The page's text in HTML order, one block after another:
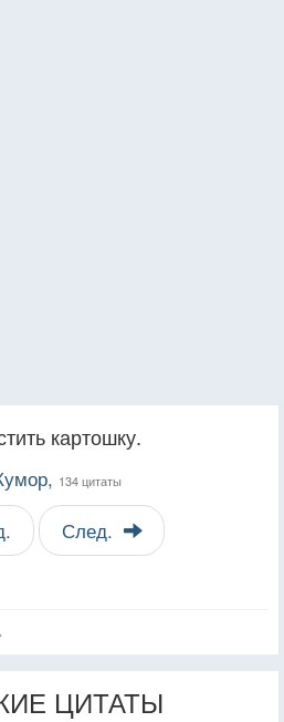
картошку.
134 цитаты
След.
ЦИТАТЫ